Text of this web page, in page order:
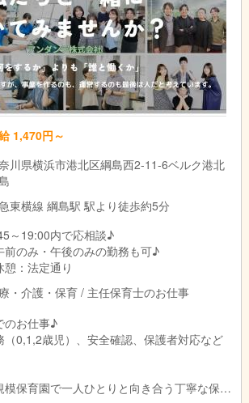
1,470円～
川県横浜市港北区綱島西2-11-6ベルク港北
東横線 綱島駅 駅より徒歩約5分
～19:00内で応相談♪
前のみ・午後のみの勤務も可♪
憩：法定通り
・介護・保育 / 主任保育士のお仕事
のお仕事♪
（0,1,2歳児）、安全確認、保護者対応など
保育園で一人ひとりと向き合う丁寧な保育